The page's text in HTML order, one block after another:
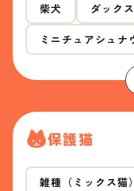
柴犬 ダック
ミニチュアシュナ
保護猫
雑種（ミックス猫）